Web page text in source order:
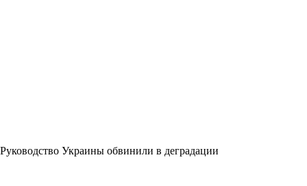
Руководство Украины обвинили в деградации